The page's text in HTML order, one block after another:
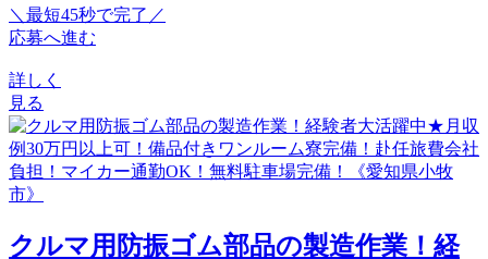
＼最短45秒で完了／
応募へ進む
詳しく
見る
クルマ用防振ゴム部品の製造作業！経